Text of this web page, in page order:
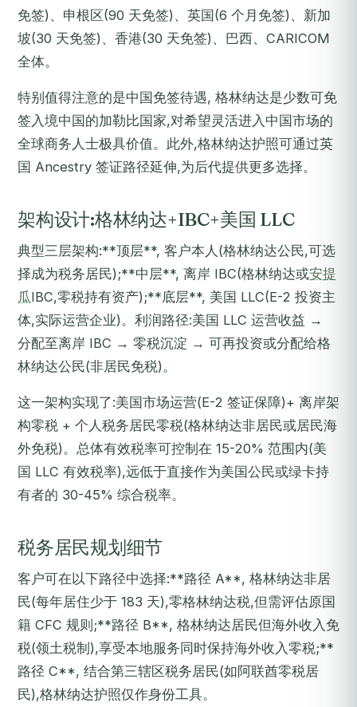
免签)、申根区(90 天免签)、英国(6 个月免签)、新加
坡(30 天免签)、香港(30 天免签)、巴西、CARICOM
全体。
特别值得注意的是中国免签待遇, 格林纳达是少数可免
签入境中国的加勒比国家,对希望灵活进入中国市场的
全球商务人士极具价值。此外,格林纳达护照可通过英
国 Ancestry 签证路径延伸,为后代提供更多选择。
架构设计:格林纳达+IBC+美国 LLC
典型三层架构:**顶层**, 客户本人(格林纳达公民,可选
择成为税务居民);**中层**, 离岸 IBC(格林纳达或安提
瓜IBC,零税持有资产);**底层**, 美国 LLC(E-2 投资主
体,实际运营企业)。利润路径:美国 LLC 运营收益 →
分配至离岸 IBC → 零税沉淀 → 可再投资或分配给格
林纳达公民(非居民免税)。
这一架构实现了:美国市场运营(E-2 签证保障)+ 离岸架
构零税 + 个人税务居民零税(格林纳达非居民或居民海
外免税)。总体有效税率可控制在 15-20% 范围内(美
国 LLC 有效税率),远低于直接作为美国公民或绿卡持
有者的 30-45% 综合税率。
税务居民规划细节
客户可在以下路径中选择:**路径 A**, 格林纳达非居
民(每年居住少于 183 天),零格林纳达税,但需评估原国
籍 CFC 规则;**路径 B**, 格林纳达居民但海外收入免
税(领土税制),享受本地服务同时保持海外收入零税;**
路径 C**, 结合第三辖区税务居民(如阿联酋零税居
民),格林纳达护照仅作身份工具。